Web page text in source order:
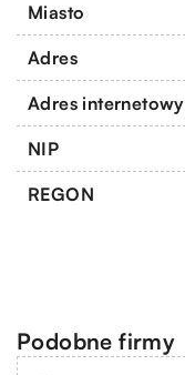
Miasto
Adres
Adres internetowy
NIP
REGON
Podobne firmy